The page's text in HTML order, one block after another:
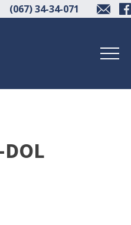
(067) 34-34-071